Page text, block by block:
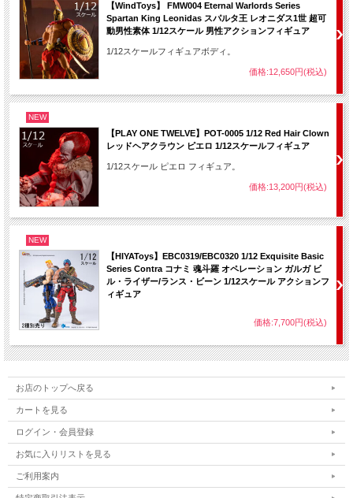
【WindToys】 FMW004 Eternal Warlords Series
Spartan King Leonidas スパルタ王 レオニダス1世 超可
動男性素体 1/12スケール 男性アクションフィギュア
1/12スケールフィギュアボディ。
価格:12,650円(税込)
NEW
【PLAY ONE TWELVE】POT-0005 1/12 Red Hair Clown
レッドヘアクラウン ピエロ 1/12スケールフィギュア
1/12スケール ピエロ フィギュア。
価格:13,200円(税込)
NEW
【HIYAToys】EBC0319/EBC0320 1/12 Exquisite Basic
Series Contra コナミ 魂斗羅 オペレーション ガルガ ビ
ル・ライザー/ランス・ビーン 1/12スケール アクションフ
ィギュア
価格:7,700円(税込)
お店のトップへ戻る
カートを見る
ログイン・会員登録
お気に入りリストを見る
ご利用案内